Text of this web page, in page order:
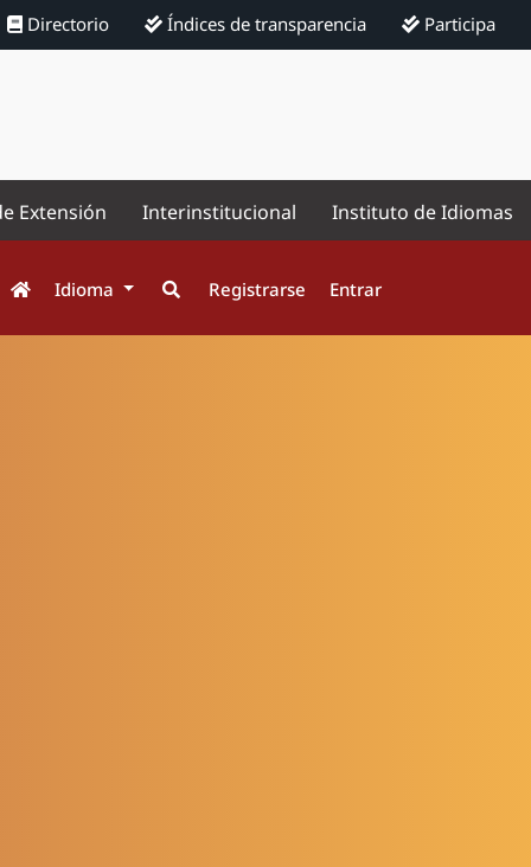
Directorio Índices de transparencia Participa
Extensión Interinstitucional Instituto de Idiomas
Idioma Registrarse Entrar